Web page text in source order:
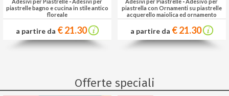
piastrelle bagno e cucina in stile antico
floreale
a partire da € 21.30
piastrella con Ornamenti su piastrelle
acquerello maiolica ed ornamento
a partire da € 21.30
Offerte speciali